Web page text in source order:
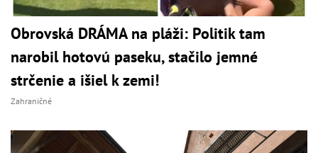
Obrovská DRÁMA na pláži: Politik tam
narobil hotovú paseku, stačilo jemné
strčenie a išiel k zemi!
Zahraničné